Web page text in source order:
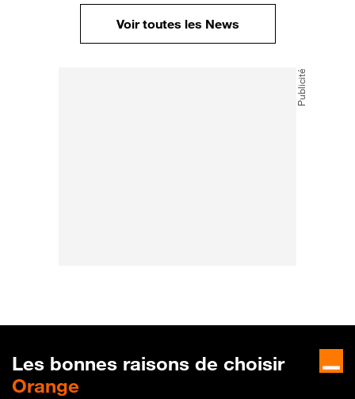
Voir toutes les News
Les bonnes raisons de choisir
Orange